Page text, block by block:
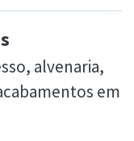
alvenaria,
em